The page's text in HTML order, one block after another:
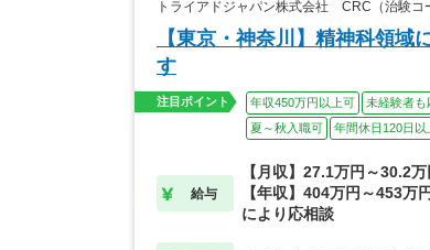
トライアドジャパン株式会社 CRC（治験コ
【東京・神奈川】精神科領
す
注目ポイント 年収450万円以上可 未経験者も
夏～秋入職可
年間休日120日以
給与
【月収】27.1万円～30.2
【年収】404万円～453
により応相談